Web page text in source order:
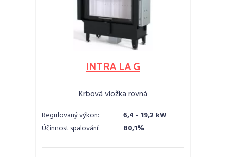
INTRA LA G
Krbová vložka rovná
Regulovaný výkon:
6,4 - 19,2 kW
Účinnost spalování:
80,1%